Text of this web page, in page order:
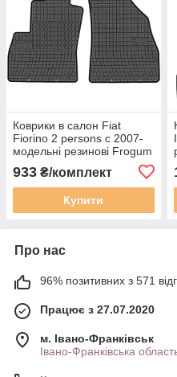
Коврики в салон Fiat
Fiorino 2 persons c 2007-
модельні резинові Frogum
933 ₴/комплект
Купити
Про нас
96% позитивних з 571
Працює з 27.07.2020
м. Івано-Франківськ
Івано-Франківська